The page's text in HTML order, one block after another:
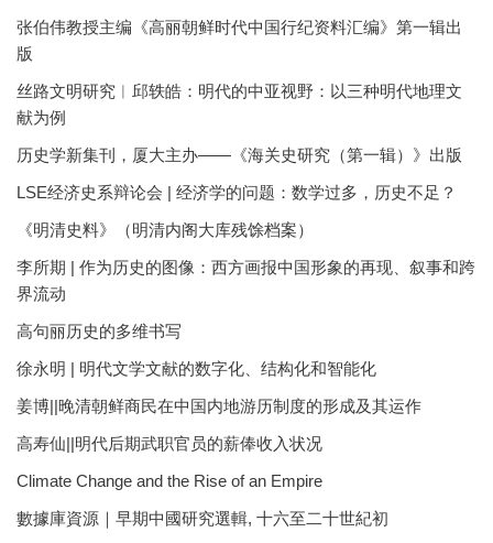
张伯伟教授主编《高丽朝鲜时代中国行纪资料汇编》第一辑出
版
丝路文明研究︱邱轶皓：明代的中亚视野：以三种明代地理文
献为例
历史学新集刊，厦大主办——《海关史研究（第一辑）》出版
LSE经济史系辩论会 | 经济学的问题：数学过多，历史不足？
《明清史料》（明清内阁大库残馀档案）
李所期 | 作为历史的图像：西方画报中国形象的再现、叙事和跨
界流动
高句丽历史的多维书写
徐永明 | 明代文学文献的数字化、结构化和智能化
姜博||晚清朝鲜商民在中国内地游历制度的形成及其运作
高寿仙||明代后期武职官员的薪俸收入状况
Climate Change and the Rise of an Empire
數據庫資源｜早期中國研究選輯, 十六至二十世紀初